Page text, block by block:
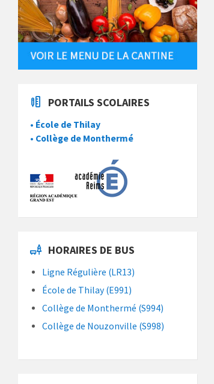
PORTAILS SCOLAIRES
• École de Thilay
• Collège de Monthermé
HORAIRES DE BUS
Ligne Régulière (LR13)
École de Thilay (E991)
Collège de Monthermé (S994)
Collège de Nouzonville (S998)